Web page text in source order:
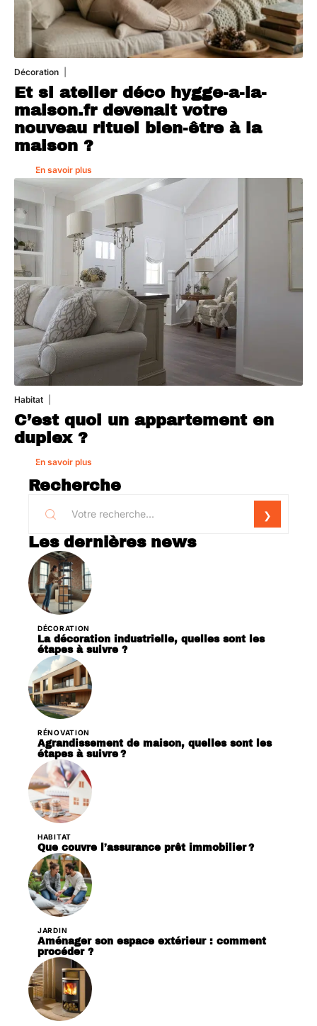
Décoration
Et si atelier déco hygge-a-la-
maison.fr devenait votre
nouveau rituel bien-être à la
maison ?
En savoir plus
Habitat
C’est quoi un appartement en
duplex ?
En savoir plus
Recherche
Les dernières news
DÉCORATION
La décoration industrielle, quelles sont les
étapes à suivre ?
RÉNOVATION
Agrandissement de maison, quelles sont les
étapes à suivre ?
HABITAT
Que couvre l’assurance prêt immobilier ?
JARDIN
Aménager son espace extérieur : comment
procéder ?